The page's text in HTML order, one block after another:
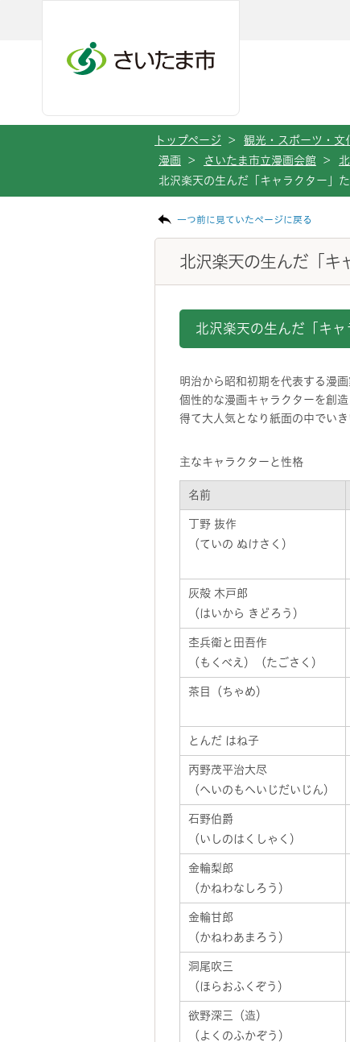
トップページ > 観光・スポーツ・文
漫画
> さいたま市立漫画会館 >
北沢楽天の生んだ「キャラクター」
一つ前に見ていたページに戻る
北沢楽天の生んだ「キ
北沢楽天の生んだ「キャ
明治から昭和初期を代表する漫
個性的な漫画キャラクターを創
得て大人気となり紙面の中でいき
主なキャラクターと性格
名前
丁野 抜作
（ていの ぬけさく）
灰殻 木戸郎
（はいから きどろう）
杢兵衛と田吾作
（もくべえ）（たごさく）
茶目（ちゃめ）
とんだ はね子
丙野茂平治大尽
（へいのもへいじだいじん）
石野伯爵
（いしのはくしゃく）
金輪梨郎
（かねわなしろう）
金輪甘郎
（かねわあまろう）
洞尾吹三
（ほらおふくぞう）
欲野深三（造）
（よくのふかぞう）